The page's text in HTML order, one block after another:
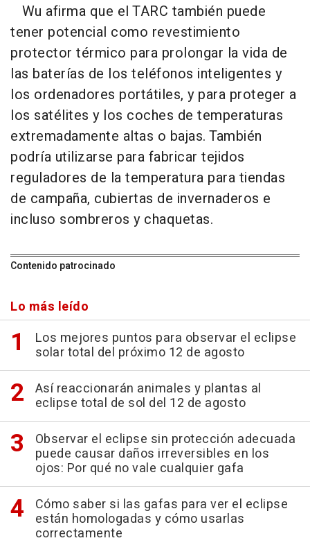
Wu afirma que el TARC también puede
tener potencial como revestimiento
protector térmico para prolongar la vida de
las baterías de los teléfonos inteligentes y
los ordenadores portátiles, y para proteger a
los satélites y los coches de temperaturas
extremadamente altas o bajas. También
podría utilizarse para fabricar tejidos
reguladores de la temperatura para tiendas
de campaña, cubiertas de invernaderos e
incluso sombreros y chaquetas.
Contenido patrocinado
Lo más leído
Los mejores puntos para observar el eclipse
solar total del próximo 12 de agosto
Así reaccionarán animales y plantas al
eclipse total de sol del 12 de agosto
Observar el eclipse sin protección adecuada
puede causar daños irreversibles en los
ojos: Por qué no vale cualquier gafa
Cómo saber si las gafas para ver el eclipse
están homologadas y cómo usarlas
correctamente